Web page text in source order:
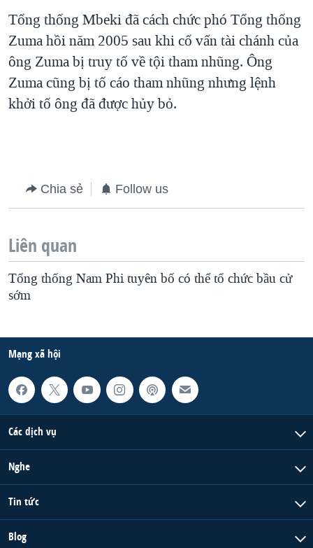
Tổng thống Mbeki đã cách chức phó Tổng thống
Zuma hồi năm 2005 sau khi cố vấn tài chánh của
ông Zuma bị truy tố về tội tham nhũng. Ông
Zuma cũng bị tố cáo tham nhũng nhưng lệnh
khởi tố ông đã được hủy bỏ.
Chia sẻ Follow us
Liên quan
Tổng thống Nam Phi tuyên bố có thể tổ chức bầu cử
sớm
Mạng xã hội
Các dịch vụ
Nghe
Tin tức
Blog